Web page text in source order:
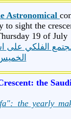
Astronomical
to sight the
19 of July
الفلكي على
the
the yearly